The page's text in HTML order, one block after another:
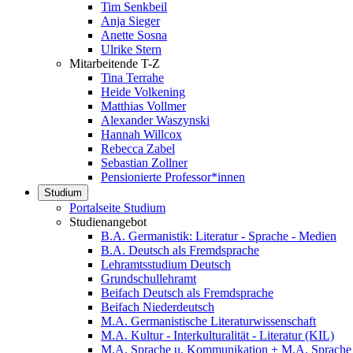
Tim Senkbeil
Anja Sieger
Anette Sosna
Ulrike Stern
Mitarbeitende T-Z
Tina Terrahe
Heide Volkening
Matthias Vollmer
Alexander Waszynski
Hannah Willcox
Rebecca Zabel
Sebastian Zollner
Pensionierte Professor*innen
Studium
Portalseite Studium
Studienangebot
B.A. Germanistik: Literatur - Sprache - Medien
B.A. Deutsch als Fremdsprache
Lehramtsstudium Deutsch
Grundschullehramt
Beifach Deutsch als Fremdsprache
Beifach Niederdeutsch
M.A. Germanistische Literaturwissenschaft
M.A. Kultur - Interkulturalität - Literatur (KIL)
M.A. Sprache u. Kommunikation + M.A.